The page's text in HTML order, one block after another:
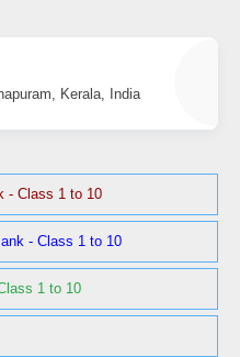
Kerala, India
- Class 1 to 10
- Class 1 to 10
1 to 10